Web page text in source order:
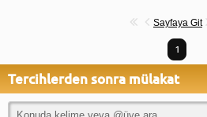
Sayfaya Git
1
Tercihlerden sonra mülakat